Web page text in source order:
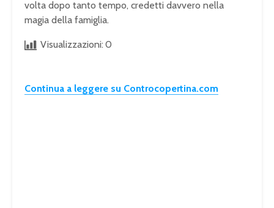
volta dopo tanto tempo, credetti davvero nella
magia della famiglia.
Visualizzazioni: 0
Continua a leggere su Controcopertina.com